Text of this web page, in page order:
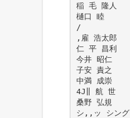
稲 毛 隆人
樋口 睦
/
,雇 浩太郎
仁 平 昌利
今井 昭仁
子安 責之
中満 成崇
4J‖ 航 世
桑野 弘規
シ,,ッ シング